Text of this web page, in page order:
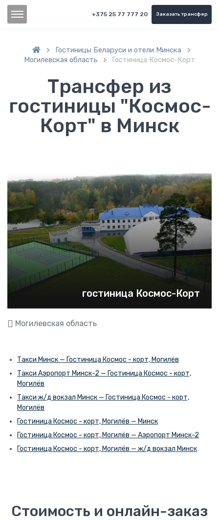
+375 25 77 777 20 Заказать трансфер
 Гостиницы Беларуси и отели Минска 
Могилевская область  Гостиница Космос-Корт
Трансфер из
гостиницы "Космос-
Корт" в Минск
гостиница Космос-Корт
Могилевская область
Такси Минск — Гостиница Космос - корт, Могилёв
Такси Аэропорт Минск-2 — Гостиница Космос - корт,
Могилёв
Такси ж/д вокзал Минск — Гостиница Космос - корт,
Могилёв
Гостиница Космос - корт, Могилёв — Минск
Гостиница Космос - корт, Могилёв — Аэропорт Минск-2
Гостиница Космос - корт, Могилёв — ж/д вокзал Минск
Стоимость и онлайн-заказ